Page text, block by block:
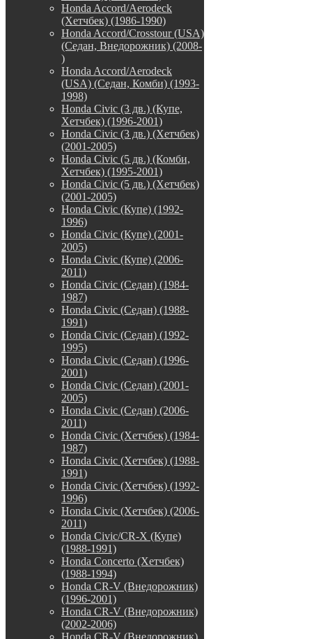
Honda Accord/Aerodeck
(Хетчбек) (1986-1990)
Honda Accord/Crosstour (USA)
(Седан, Внедорожник) (2008-
)
Honda Accord/Аerodeck
(USA) (Седан, Комби) (1993-
1998)
Honda Civic (3 дв.) (Купе,
Хетчбек) (1996-2001)
Honda Civic (3 дв.) (Хетчбек)
(2001-2005)
Honda Civic (5 дв.) (Комби,
Хетчбек) (1995-2001)
Honda Civic (5 дв.) (Хетчбек)
(2001-2005)
Honda Civic (Купе) (1992-
1996)
Honda Civic (Купе) (2001-
2005)
Honda Civic (Купе) (2006-
2011)
Honda Civic (Седан) (1984-
1987)
Honda Civic (Седан) (1988-
1991)
Honda Civic (Седан) (1992-
1995)
Honda Civic (Седан) (1996-
2001)
Honda Civic (Седан) (2001-
2005)
Honda Civic (Седан) (2006-
2011)
Honda Civic (Хетчбек) (1984-
1987)
Honda Civic (Хетчбек) (1988-
1991)
Honda Civic (Хетчбек) (1992-
1996)
Honda Civic (Хетчбек) (2006-
2011)
Honda Civic/CR-X (Купе)
(1988-1991)
Honda Concerto (Хетчбек)
(1988-1994)
Honda CR-V (Внедорожник)
(1996-2001)
Honda CR-V (Внедорожник)
(2002-2006)
Honda CR-V (Внедорожник)